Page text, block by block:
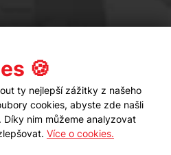
Sledujte nás
🍪
ty nejlepší zážitky z našeho
cookies, abyste zde našli
nim můžeme analyzovat
Více o cookies.